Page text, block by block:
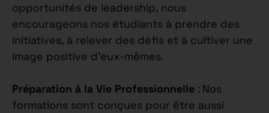
opportunités de leadership, nous
encourageons nos étudiants à prendre des
initiatives, à relever des défis et à cultiver une
image positive d’eux-mêmes.
Préparation à la Vie Professionnelle : Nos
formations sont conçues pour être aussi